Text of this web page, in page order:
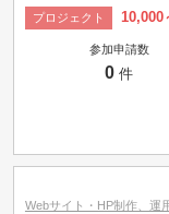
プロジェクト 10,000
参加申請数
0 件
Webサイト・HP制作、運